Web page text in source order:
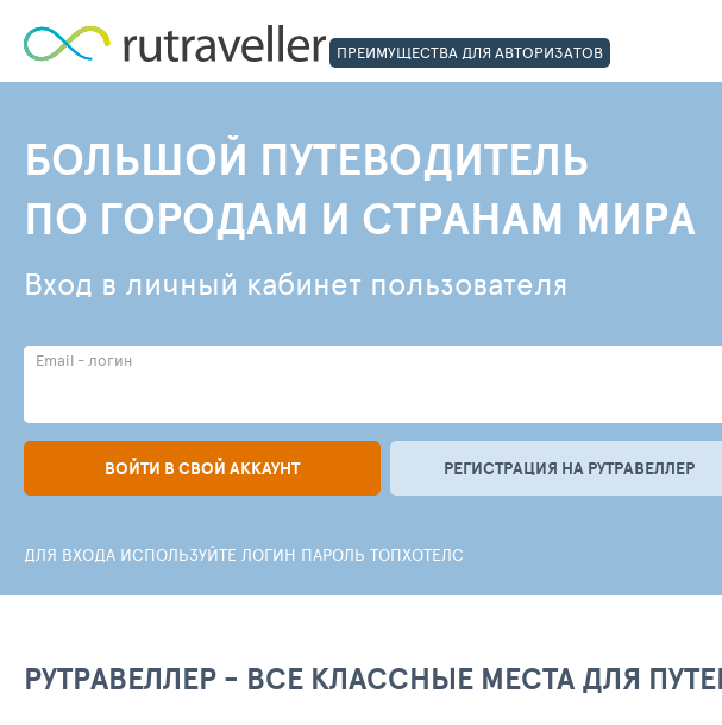
ПРЕИМУЩЕСТВА ДЛЯ АВТОРИЗАТОВ
БОЛЬШОЙ ПУТЕВОДИТЕЛЬ
ПО ГОРОДАМ И СТРАНАМ МИРА
Вход в личный кабинет пользователя
Email - логин
ВОЙТИ В СВОЙ АККАУНТ РЕГИСТРАЦИЯ НА РУТРАВЕЛЛЕР
ДЛЯ ВХОДА ИСПОЛЬЗУЙТЕ ЛОГИН ПАРОЛЬ ТОПХОТЕЛС
РУТРАВЕЛЛЕР - ВСЕ КЛАССНЫЕ МЕСТА ДЛЯ